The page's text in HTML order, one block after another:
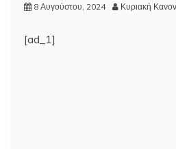
8 Αυγούστου, 2024 Κυριακή
[ad_1]